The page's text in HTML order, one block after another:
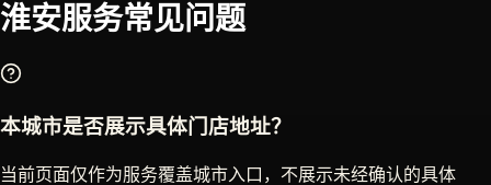
淮安服务常见问题
本城市是否展示具体门店地址？
当前页面仅作为服务覆盖城市入口，不展示未经确认的具体